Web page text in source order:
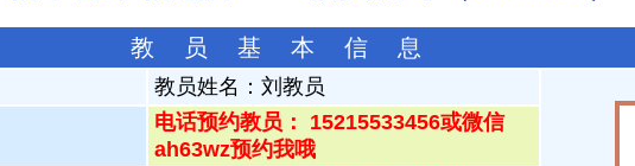
教 员 基 本 信 息
教员姓名： 刘教员
电话预约教员： 15215533456或微信
ah63wz预约我哦